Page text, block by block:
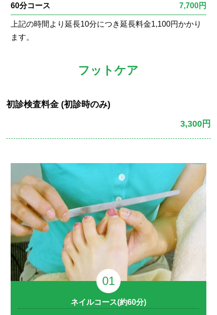
60分コース 7,700円
上記の時間より延長10分につき延長料金1,100円かかり
ます。
フットケア
初診検査料金 (初診時のみ)
3,300円
ネイルコース(約60分)